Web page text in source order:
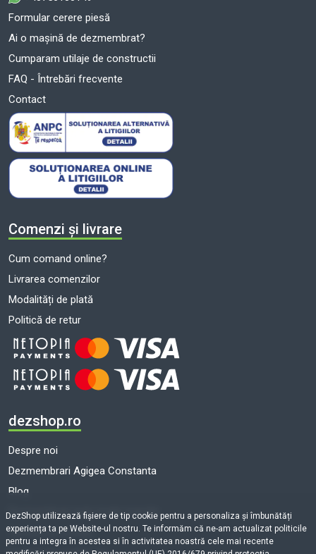
Formular cerere piesă
Ai o mașină de dezmembrat?
Cumparam utilaje de constructii
FAQ - Întrebări frecvente
Contact
Comenzi și livrare
Cum comand online?
Livrarea comenzilor
Modalități de plată
Politică de retur
dezshop.ro
Despre noi
Dezmembrari Agigea Constanta
Blog
Dezmembrari auto toate marcile
Termeni și condiții
DezShop utilizează fişiere de tip cookie pentru a personaliza și îmbunătăți
experiența ta pe Website-ul nostru. Te informăm că ne-am actualizat politicile
pentru a integra în acestea si în activitatea noastră cele mai recente